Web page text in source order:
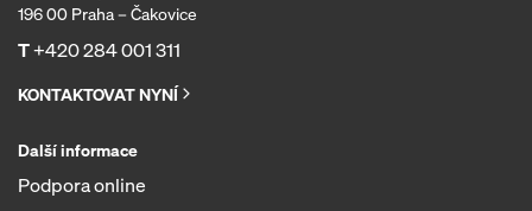
196 00 Praha – Čakovice
T+420 284 001 311
KONTAKTOVAT NYNÍ
Další informace
Podpora online